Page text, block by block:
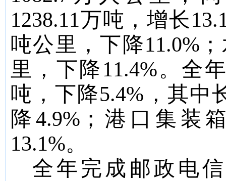
1238.11万吨，增长
吨公里，下降11.0%
里，下降11.4%。全
吨，下降5.4% ，其中
降 4.9% ；港口集装
13.1%。
全年完成邮政电